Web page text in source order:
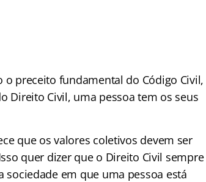
preceito fundamental do Código Civil,
Direito Civil, uma pessoa tem os seus
que os valores coletivos devem ser
quer dizer que o Direito Civil sempre
em que uma pessoa está